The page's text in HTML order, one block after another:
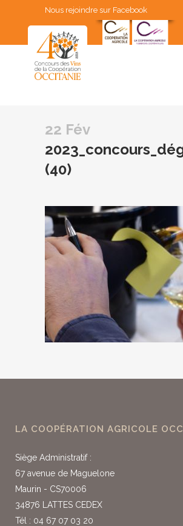
Nous rejoindre sur Facebook
22 Fév
(40)
LA COOPÉRATION AGRICOLE
Siège Administratif :
67 avenue de Maguelone
Maurin - CS70006
34876 LATTES CEDEX
Tél : 04 67 07 03 20